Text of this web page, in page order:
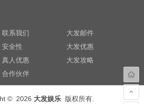
联系我们
大发邮件
安全性
大发优惠
真人优惠
大发攻略
合作伙伴
© 2026 大发娱乐版权所有.